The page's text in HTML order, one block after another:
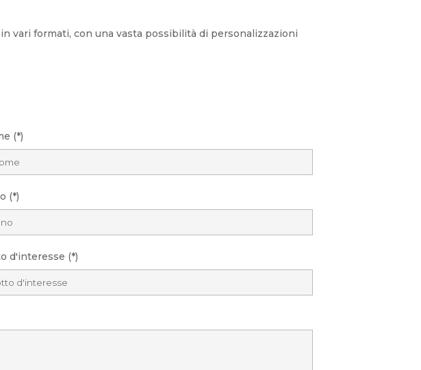
vari formati, con una vasta possibilità di personalizzazioni
(*)
(*)
d'interesse (*)